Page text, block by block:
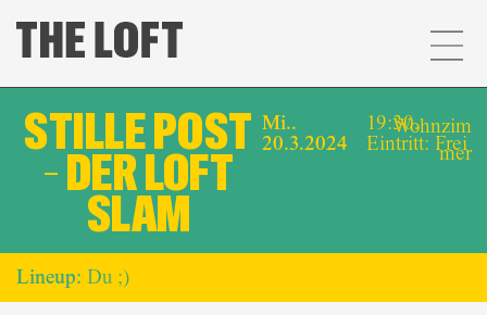
STILLE POST
– DER LOFT
SLAM
Mi..
20.3.2024
19:30,
Eintritt: Frei
Wohnzim
mer
Lineup: Du ;)